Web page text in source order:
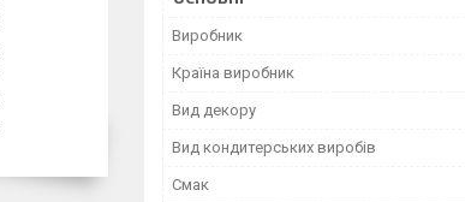
Виробник
Країна виробник
Вид декору
Вид кондитерських виробів
Смак